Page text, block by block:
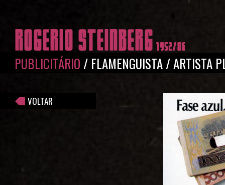
PUBLICITÁRIO / FLAMENGUISTA/ARTISTA
VOLTAR